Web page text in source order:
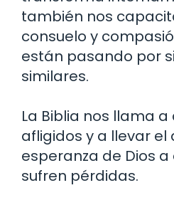
también nos
consuelo y
están pasando por
similares.
La Biblia nos llama
afligidos y a llevar el
esperanza de Dios
sufren pérdidas.